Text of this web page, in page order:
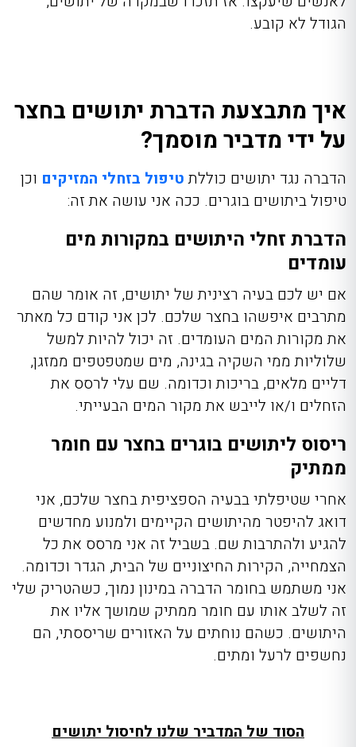
הגודל לא קובע.
איך מתבצעת הדברת יתושים בחצר
על ידי מדביר מוסמך?
הדברה נגד יתושים כוללתטיפול בזחלי המזיקים וכן
טיפול ביתושים בוגרים. ככה אני עושה את זה:
הדברת זחלי היתושים במקורות מים
עומדים
אם יש לכם בעיה רצינית של יתושים, זה אומר שהם
מתרבים איפשהו בחצר שלכם. לכן אני קודם כל מאתר
את מקורות המים העומדים. זה יכול להיות למשל
שלוליות ממי השקיה בגינה, מים שמטפטפים ממזגן,
דליים מלאים, בריכות וכדומה. שם עלי לרסס את
הזחלים ו/או לייבש את מקור המים הבעייתי.
ריסוס ליתושים בוגרים בחצר עם חומר
ממתיק
אחרי שטיפלתי בבעיה הספציפית בחצר שלכם, אני
דואג להיפטר מהיתושים הקיימים ולמנוע מחדשים
להגיע ולהתרבות שם. בשביל זה אני מרסס את כל
הצמחייה, הקירות החיצוניים של הבית, הגדר וכדומה.
אני משתמש בחומר הדברה במינון נמוך, כשהטריק שלי
זה לשלב אותו עם חומר ממתיק שמושך אליו את
היתושים. כשהם נוחתים על האזורים שריססתי, הם
נחשפים לרעל ומתים.
הסוד של המדביר שלנו לחיסול יתושים